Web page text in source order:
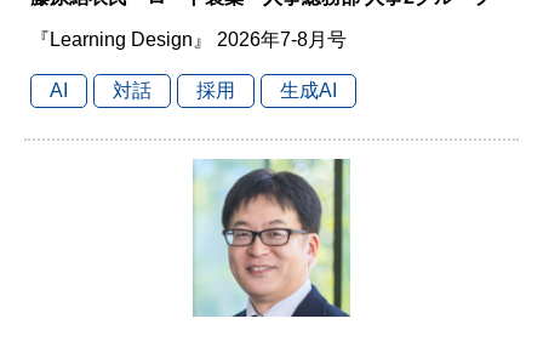
『Learning Design』 2026年7-8月号
AI 対話 採用 生成AI